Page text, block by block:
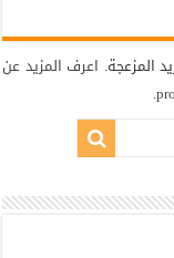
المزعجة. اعرف المزيد عن
.